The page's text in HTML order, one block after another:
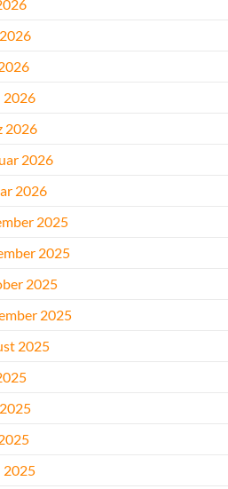
2026
2026
2026
2026
2025
2025
2025
2025
2025
2025